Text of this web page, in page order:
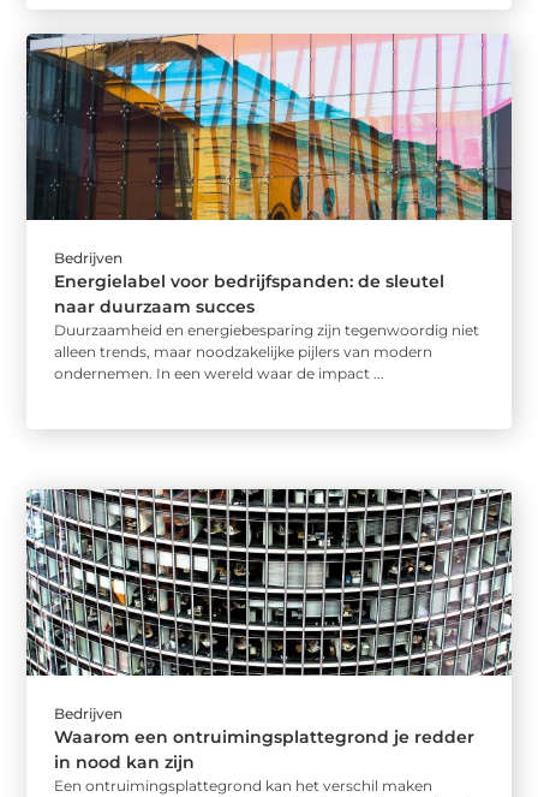
Bedrijven
Energielabel voor bedrijfspanden: de sleutel
naar duurzaam succes
Duurzaamheid en energiebesparing zijn tegenwoordig niet
alleen trends, maar noodzakelijke pijlers van modern
ondernemen. In een wereld waar de impact ...
Bedrijven
Waarom een ontruimingsplattegrond je redder
in nood kan zijn
Een ontruimingsplattegrond kan het verschil maken